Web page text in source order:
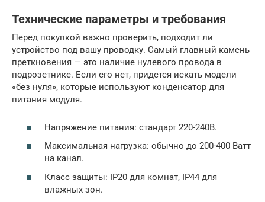
Технические параметры и требования
Перед покупкой важно проверить, подходит ли
устройство под вашу проводку. Самый главный камень
преткновения — это наличие нулевого провода в
подрозетнике. Если его нет, придется искать модели
«без нуля», которые используют конденсатор для
питания модуля.
Напряжение питания: стандарт 220-240В.
Максимальная нагрузка: обычно до 200-400 Ватт
на канал.
Класс защиты: IP20 для комнат, IP44 для
влажных зон.